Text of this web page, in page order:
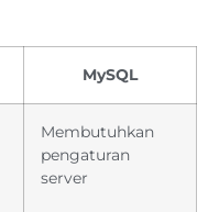
MySQL
Membutuhkan
pengaturan
server